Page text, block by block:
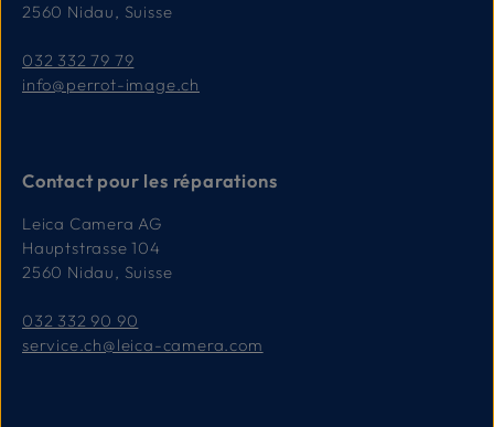
2560 Nidau, Suisse
032 332 79 79
info@perrot-image.ch
Contact pour les réparations
Leica Camera AG
Hauptstrasse 104
2560 Nidau, Suisse
032 332 90 90
service.ch@leica-camera.com